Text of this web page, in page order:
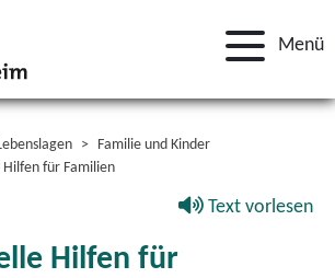
Menü
Familie und Kinder
Hilfen für Familien
Text vorlesen
Hilfen für